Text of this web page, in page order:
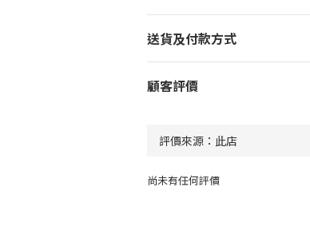
送貨及付款方式
顧客評價
尚未有任何評價